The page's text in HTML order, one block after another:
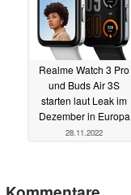
Realme Watch 3 Pro
und Buds Air 3S
starten laut Leak im
Dezember in Europa
28.11.2022